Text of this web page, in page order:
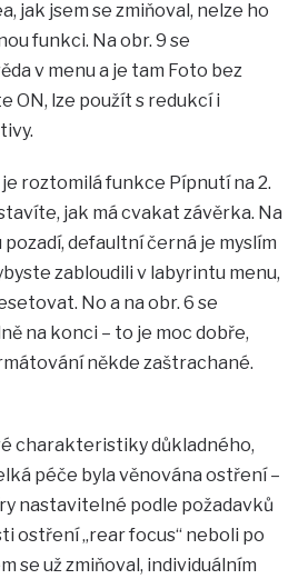
jak jsem se zmiňoval, nelze ho
funkci. Na obr. 9 se
v menu a je tam Foto bez
ON, lze použít s redukcí i
je roztomilá funkce Pípnutí na 2.
jak má cvakat závěrka. Na
defaultní černá je myslím
zabloudili v labyrintu menu,
No a na obr. 6 se
na konci – to je moc dobře,
někde zaštrachané.
charakteristiky důkladného,
péče byla věnována ostření –
nastavitelné podle požadavků
ostření „rear focus“ neboli po
se už zmiňoval, individuálním